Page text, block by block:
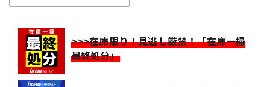
>>>在庫限り！見逃し厳禁！「在庫一掃
最終処分」